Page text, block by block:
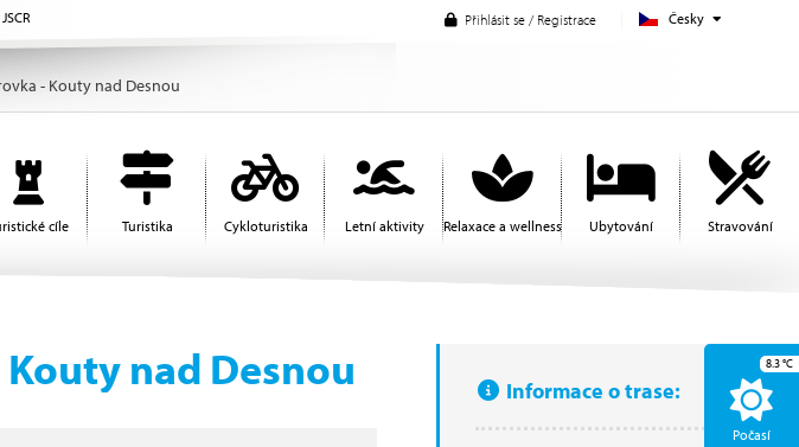
Česky
Přihlásit se / Registrace
- Kouty nad Desnou
cíle Turistika Cykloturistika Letní aktivity Relaxace a wellness Ubytování Stravování
Informace o trase:
nad Desnou
Počasí
8.3°C